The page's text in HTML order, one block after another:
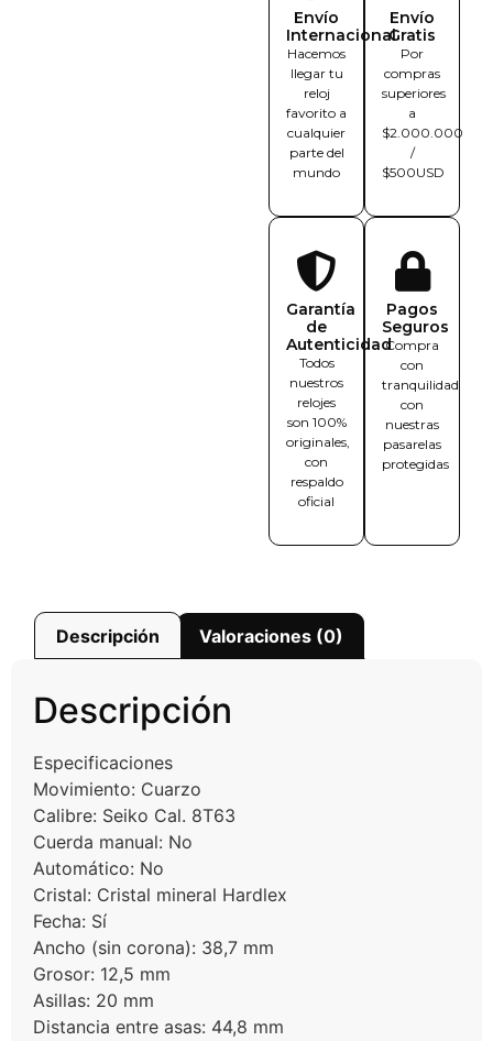
Envío
Internacional
Hacemos
llegar tu
reloj
favorito a
cualquier
parte del
mundo
Envío
Gratis
Por
compras
superiores
a
$2.000.000
/
$500USD
Garantía
de
Autenticidad
Todos
nuestros
relojes
son 100%
originales,
con
respaldo
oficial
Pagos
Seguros
Compra
con
tranquilidad
con
nuestras
pasarelas
protegidas
Descripción Valoraciones (0)
Descripción
Especificaciones
Movimiento: Cuarzo
Calibre: Seiko Cal. 8T63
Cuerda manual: No
Automático: No
Cristal: Cristal mineral Hardlex
Fecha: Sí
Ancho (sin corona): 38,7 mm
Grosor: 12,5 mm
Asillas: 20 mm
Distancia entre asas: 44,8 mm